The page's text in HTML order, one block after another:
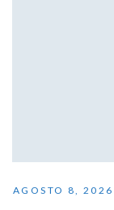
AGOSTO 8, 2026